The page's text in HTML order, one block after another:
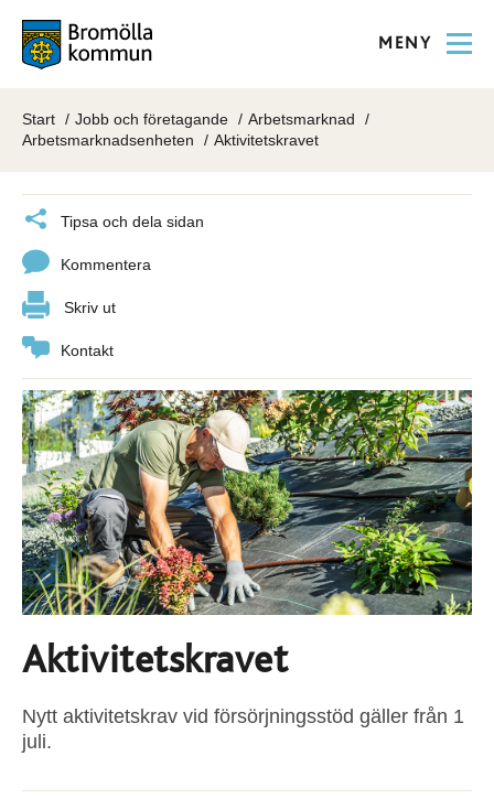
MENY
Start Jobb och företagande
Arbetsmarknad
Arbetsmarknadsenheten
Aktivitetskravet
Tipsa och dela sidan
Kommentera
Skriv ut
Kontakt
Aktivitetskravet
Nytt aktivitetskrav vid försörjningsstöd gäller från 1
juli.